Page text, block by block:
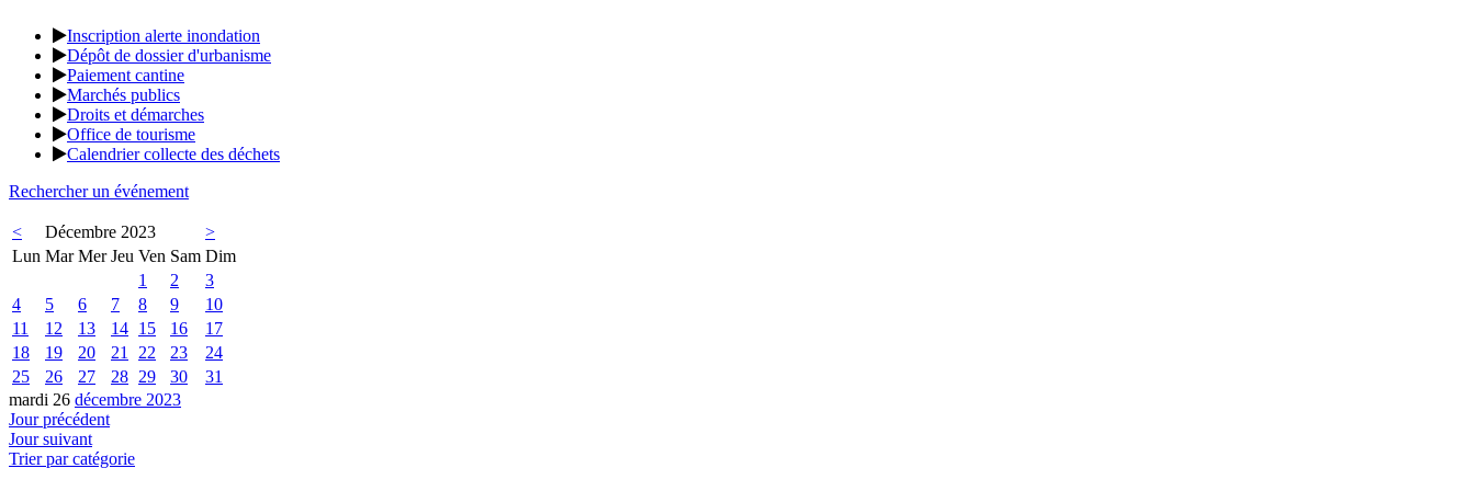
Inscription alerte inondation
Dépôt de dossier d'urbanisme
Paiement cantine
Marchés publics
Droits et démarches
Office de tourisme
Calendrier collecte des déchets
Rechercher un événement
< Décembre 2023
>
Lun Mar Mer Jeu Ven Sam Dim
1
2
3
4
5 6 7 8 9
10
11
12 13 14 15 16
17
18
19 20 21 22 23
24
25
26 27 28 29 30
31
mardi 26 décembre 2023
Jour précédent
Jour suivant
Trier par catégorie